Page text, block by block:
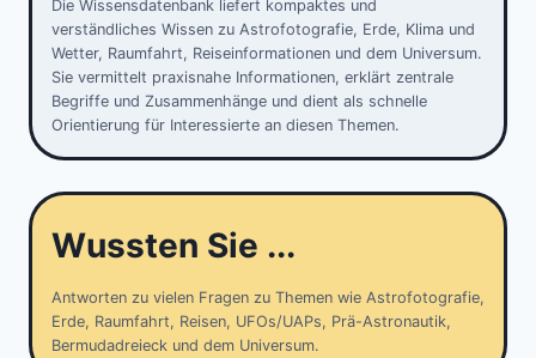
Die Wissensdatenbank liefert kompaktes und
verständliches Wissen zu Astrofotografie, Erde, Klima und
Wetter, Raumfahrt, Reiseinformationen und dem Universum.
Sie vermittelt praxisnahe Informationen, erklärt zentrale
Begriffe und Zusammenhänge und dient als schnelle
Orientierung für Interessierte an diesen Themen.
Wussten Sie ...
Antworten zu vielen Fragen zu Themen wie Astrofotografie,
Erde, Raumfahrt, Reisen, UFOs/UAPs, Prä-Astronautik,
Bermudadreieck und dem Universum.